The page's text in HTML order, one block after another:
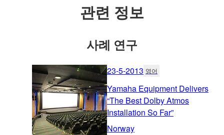
관련 정보
사례 연구
23-5-2013 영어
Yamaha Equipment Delivers
“The Best Dolby Atmos
Installation So Far”
Norway